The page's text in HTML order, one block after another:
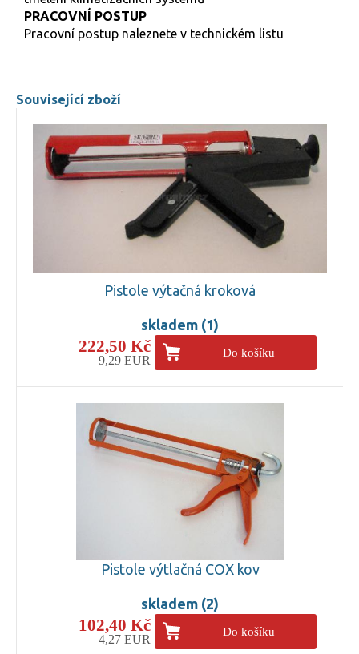
PRACOVNÍ POSTUP
Pracovní postup naleznete v technickém listu
Související zboží
Pistole výtačná kroková
skladem (1)
222,50 Kč
9,29 EUR
Do košíku
Pistole výtlačná COX kov
skladem (2)
102,40 Kč
4,27 EUR
Do košíku